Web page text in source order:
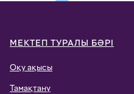
МЕКТЕП ТУРАЛЫ БӘРІ
Оқу ақысы
Тамақтану